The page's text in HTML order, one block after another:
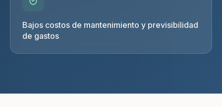
Bajos costos de mantenimiento y previsibilidad
de gastos